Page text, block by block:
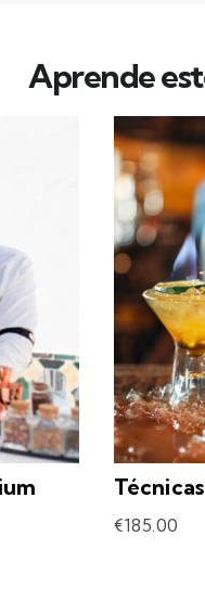
Aprende
€185.00